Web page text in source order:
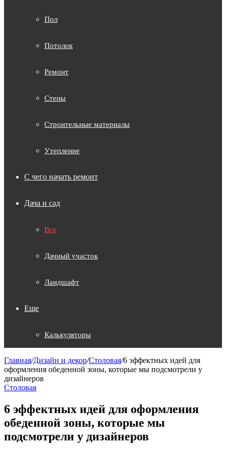
Пол
Потолок
Ремонт
Стены
Строительные материалы
Утепление
С чего начать ремонт
Дача и сад
Все
Дачный участок
Ландшафт
Еще
Калькуляторы
Главная/Дизайн и декор/Столовая/6 эффектных идей для
оформления обеденной зоны, которые мы подсмотрели у
дизайнеров
Столовая
6 эффектных идей для оформления
обеденной зоны, которые мы
подсмотрели у дизайнеров